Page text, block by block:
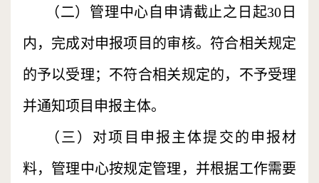
（二）管理中心自申请截止之日起30日
内，完成对申报项目的审核。符合相关规定
的予以受理；不符合相关规定的，不予受理
并通知项目申报主体。
（三）对项目申报主体提交的申报材
料，管理中心按规定管理，并根据工作需要